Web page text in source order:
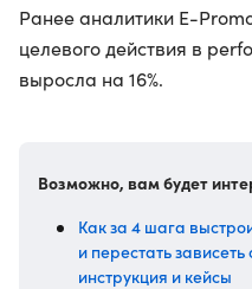
Ранее аналитики E-
целевого действия в
выросла на 16%.
Возможно, вам будет
Как за 4 шага
и перестать
инструкция и кейсы